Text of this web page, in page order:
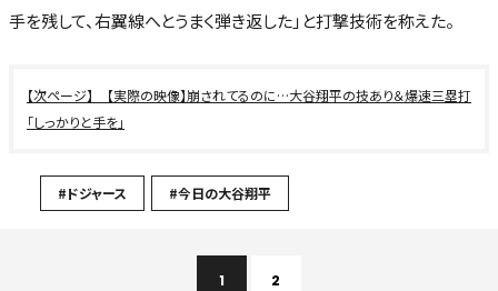
手を残して、右翼線へとうまく弾き返した」と打撃技術を称えた。
【実際の映像】崩されてるのに…大谷翔平の技あり＆爆速三塁打
「しっかりと手を」
#ドジャース #今日の大谷翔平
1 2